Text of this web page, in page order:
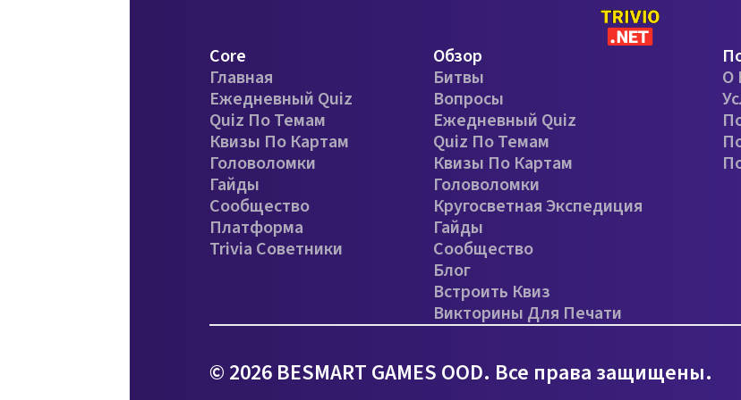
Core
Главная
Ежедневный Quiz
Quiz По Темам
Квизы По Картам
Головоломки
Гайды
Сообщество
Платформа
Trivia Советники
Обзор
Битвы
Вопросы
Ежедневный Quiz
Quiz По Темам
Квизы По Картам
Головоломки
Кругосветная Экспедиция
Гайды
Сообщество
Блог
Встроить Квиз
Викторины Для Печати
О
© 2026 BESMART GAMES OOD. Все права защищены.